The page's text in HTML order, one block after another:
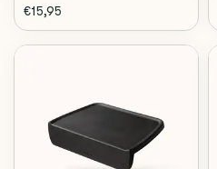
€15,95